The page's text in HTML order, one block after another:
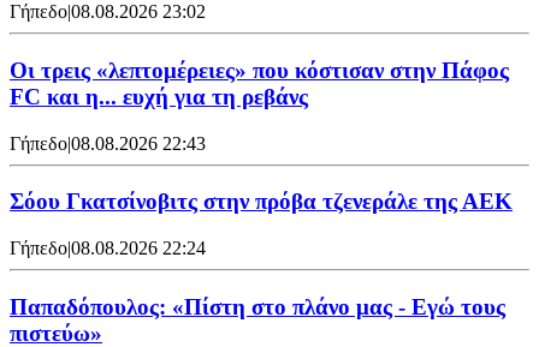
Γήπεδο|08.08.2026 23:02
Οι τρεις «λεπτομέρειες» που κόστισαν στην Πάφος
FC και η... ευχή για τη ρεβάνς
Γήπεδο|08.08.2026 22:43
Σόου Γκατσίνοβιτς στην πρόβα τζενεράλε της ΑΕΚ
Γήπεδο|08.08.2026 22:24
Παπαδόπουλος: «Πίστη στο πλάνο μας - Εγώ τους
πιστεύω»